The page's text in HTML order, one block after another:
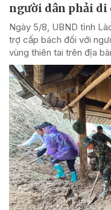
người dân phải
Ngày 5/8, UBND tỉnh
trợ cấp bách đối với
vùng thiên tai trên địa